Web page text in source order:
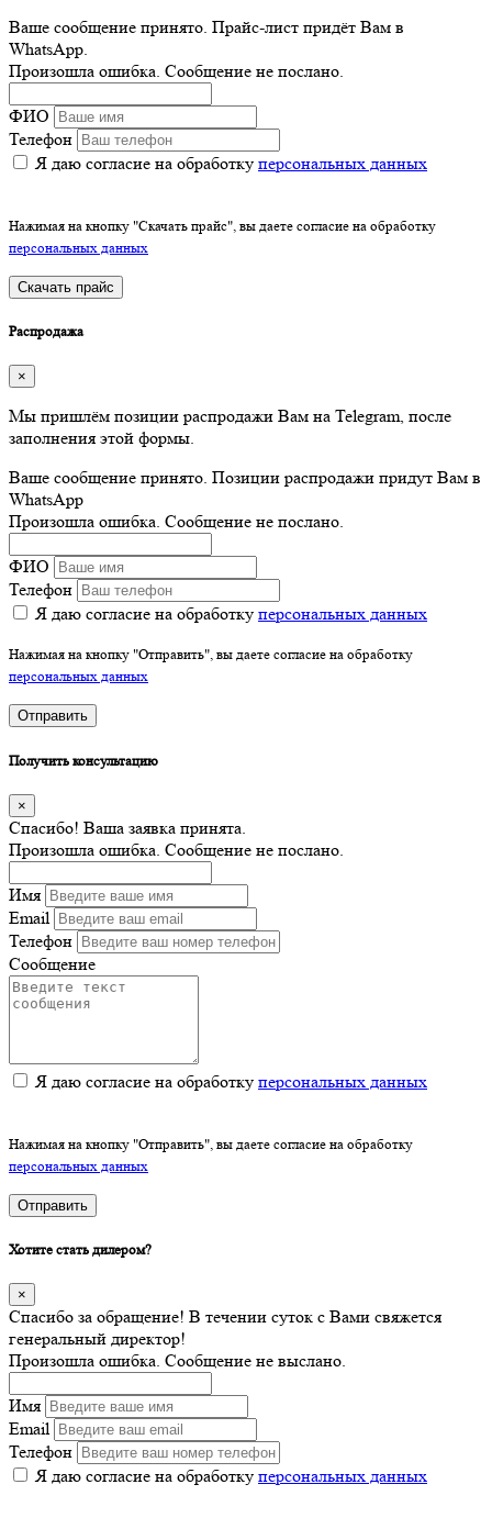
Ваше сообщение принято. Прайс-лист придёт Вам в
WhatsApp.
Произошла ошибка. Сообщение не послано.
ФИО
Телефон
Я даю согласие на обработку персональных данных
Нажимая на кнопку "Скачать прайс", вы даете согласие на обработку
персональных данных
Скачать прайс
Распродажа
×
Мы пришлём позиции распродажи Вам на Telegram, после
заполнения этой формы.
Ваше сообщение принято. Позиции распродажи придут Вам в
WhatsApp
Произошла ошибка. Сообщение не послано.
ФИО
Телефон
Я даю согласие на обработку персональных данных
Нажимая на кнопку "Отправить", вы даете согласие на обработку
персональных данных
Отправить
Получить консультацию
×
Спасибо! Ваша заявка принята.
Произошла ошибка. Сообщение не послано.
Имя
Email
Телефон
Сообщение
Я даю согласие на обработку персональных данных
Нажимая на кнопку "Отправить", вы даете согласие на обработку
персональных данных
Отправить
Хотите стать дилером?
×
Спасибо за обращение! В течении суток с Вами свяжется
генеральный директор!
Произошла ошибка. Сообщение не выслано.
Имя
Email
Телефон
Я даю согласие на обработку персональных данных